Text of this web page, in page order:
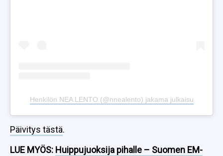
Henkilön NEA LENTO (@nnealento) jakama julkaisu
Päivitys tästä.
LUE MYÖS: Huippujuoksija pihalle – Suomen EM-